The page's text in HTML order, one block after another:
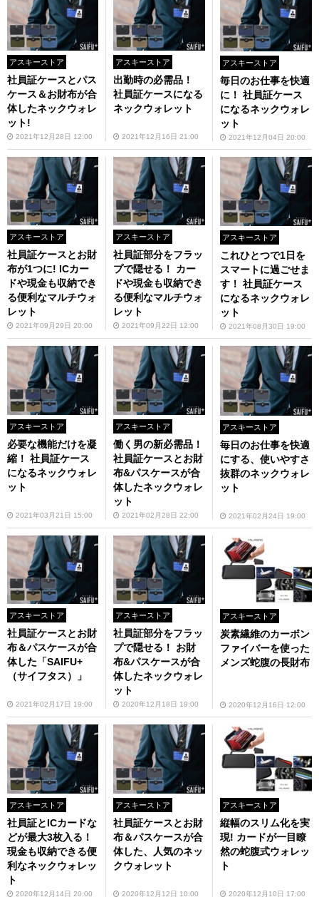
アスキーストア
社員証ケースとパス
ケース＆お財布が合
体したネックウォレ
ット!
2021年12月28日 12:00
アスキーストア
出勤時の必需品！
社員証ケースになる
ネックウォレット
2021年12月16日 21:00
アスキーストア
毎日のお仕事を快適
に！ 社員証ケース
になるネックウォレ
ット
2021年12月04日 20:00
アスキーストア
社員証ケースとお財
布が1つに! ICカー
ドや現金も収納でき
る便利なマルチウォ
レット
2021年09月29日 20:00
アスキーストア
社員証部分をフラッ
プで隠せる！ カー
ドや現金も収納でき
る便利なマルチウォ
レット
2021年09月22日 12:00
アスキーストア
これひとつで1日を
スマートに過ごせま
す！ 社員証ケース
になるネックウォレ
ット
2021年08月30日 19:00
アスキーストア
必要な機能だけを凝
縮！ 社員証ケース
になるネックウォレ
ット
2021年03月21日 15:00
アスキーストア
働く男の新必需品！
社員証ケースとお財
布&パスケースが合
体したネックウォレ
ット
2021年02月28日 22:00
アスキーストア
毎日のお仕事を快適
にする、使いやすさ
抜群のネックウォレ
ット
2021年02月24日 19:00
アスキーストア
社員証ケースとお財
布＆パスケースが合
体した「SAIFU+
（サイフタス）」
2021年02月17日 19:00
アスキーストア
社員証部分をフラッ
プで隠せる！ お財
布&パスケースが合
体したネックウォレ
ット
2020年12月18日 19:00
アスキーストア
炭素繊維のカーボン
ファイバーを使った
メンズ蛇腹の長財布
2020年12月16日 12:00
アスキーストア
社員証とICカードな
どが最大3枚入る！
現金も収納できる便
利なネックウォレッ
ト
2020年12月14日 20:00
アスキーストア
社員証ケースとお財
布＆パスケースが合
体した、人気のネッ
クウォレット
2020年12月12日 10:00
アスキーストア
縦幅のスリム化を実
現! カードが一目瞭
然の蛇腹式ウォレッ
ト
2020年12月10日 17:00